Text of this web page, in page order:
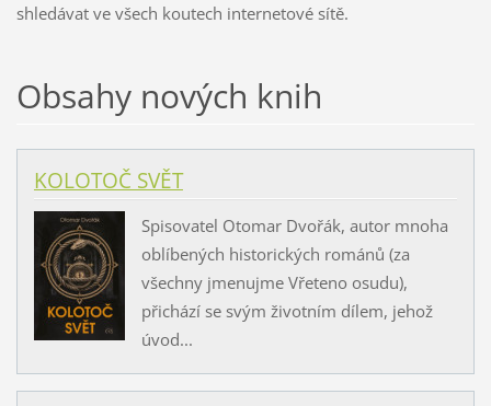
shledávat ve všech koutech internetové sítě.
Obsahy nových knih
KOLOTOČ SVĚT
Spisovatel Otomar Dvořák, autor mnoha
oblíbených historických románů (za
všechny jmenujme Vřeteno osudu),
přichází se svým životním dílem, jehož
úvod...